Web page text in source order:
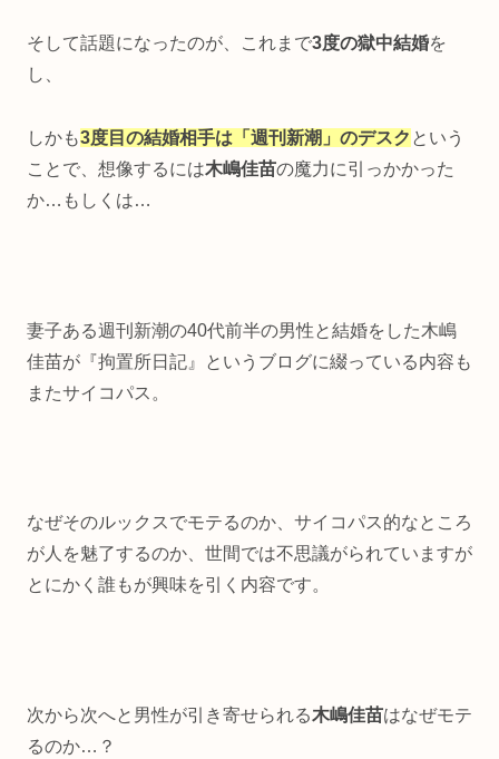
そして話題になったのが、これまで3度の獄中結婚を
し、
しかも3度目の結婚相手は「週刊新潮」のデスク という
ことで、想像するには木嶋佳苗の魔力に引っかかった
か…もしくは…
妻子ある週刊新潮の40代前半の男性と結婚をした木嶋
佳苗が『拘置所日記』というブログに綴っている内容も
またサイコパス。
なぜそのルックスでモテるのか、サイコパス的なところ
が人を魅了するのか、世間では不思議がられていますが
とにかく誰もが興味を引く内容です。
次から次へと男性が引き寄せられる木嶋佳苗はなぜモテ
るのか…？